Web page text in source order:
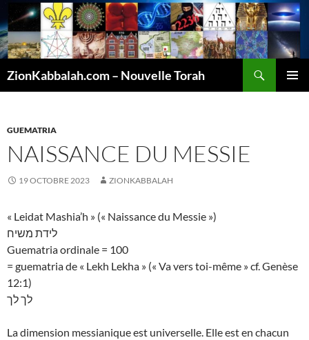
ZionKabbalah.com – Nouvelle Torah
GUEMATRIA
NAISSANCE DU MESSIE
19 OCTOBRE 2023 ZIONKABBALAH
« Leidat Mashia’h » (« Naissance du Messie »)
לידת משיח
Guematria ordinale = 100
= guematria de « Lekh Lekha » (« Va vers toi-même » cf. Genèse
12:1)
לך לך
La dimension messianique est universelle. Elle est en chacun